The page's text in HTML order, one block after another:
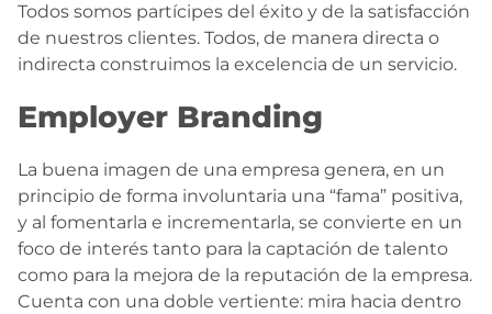
Todos somos partícipes del éxito y de la satisfacción
de nuestros clientes. Todos, de manera directa o
indirecta construimos la excelencia de un servicio.
Employer Branding
La buena imagen de una empresa genera, en un
principio de forma involuntaria una “fama” positiva,
y al fomentarla e incrementarla, se convierte en un
foco de interés tanto para la captación de talento
como para la mejora de la reputación de la empresa.
Cuenta con una doble vertiente: mira hacia dentro